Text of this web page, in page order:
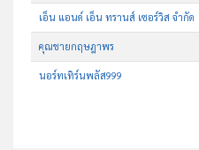
เอ็น แอนด์ เอ็น ทรานส์ เซอร์วิส จำกัด
คุณชายกฤษฎาพร
นอร์ทเทิร์นพลัส999